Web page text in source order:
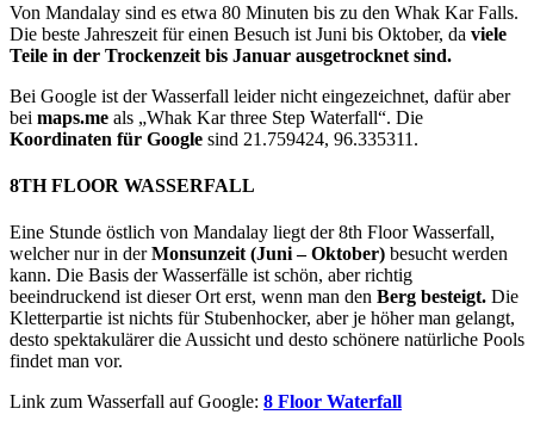
Von Mandalay sind es etwa 80 Minuten bis zu den Whak Kar Falls.
Die beste Jahreszeit für einen Besuch ist Juni bis Oktober, da viele
Teile in der Trockenzeit bis Januar ausgetrocknet sind.
Bei Google ist der Wasserfall leider nicht eingezeichnet, dafür aber
bei maps.me als „Whak Kar three Step Waterfall“. Die
Koordinaten für Google sind 21.759424, 96.335311.
8TH FLOOR WASSERFALL
Eine Stunde östlich von Mandalay liegt der 8th Floor Wasserfall,
welcher nur in derMonsunzeit (Juni – Oktober) besucht werden
kann. Die Basis der Wasserfälle ist schön, aber richtig
beeindruckend ist dieser Ort erst, wenn man den Berg besteigt. Die
Kletterpartie ist nichts für Stubenhocker, aber je höher man gelangt,
desto spektakulärer die Aussicht und desto schönere natürliche Pools
findet man vor.
Link zum Wasserfall auf Google: 8 Floor Waterfall